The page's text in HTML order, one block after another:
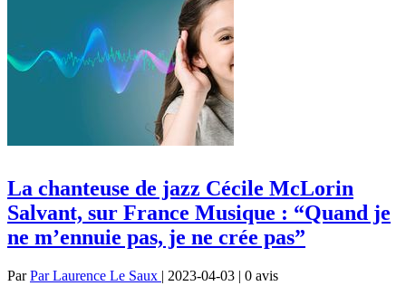
La chanteuse de jazz Cécile McLorin
Salvant, sur France Musique : “Quand je
ne m’ennuie pas, je ne crée pas”
ParPar Laurence Le Saux | 2023-04-03 | 0 avis